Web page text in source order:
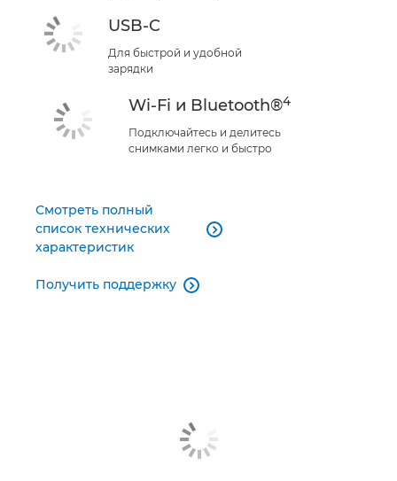
USB-C
Для быстрой и удобной
зарядки
Wi-Fi и Bluetooth®4
Подключайтесь и делитесь
снимками легко и быстро
Смотреть полный
список технических
характеристик

Получить поддержку 